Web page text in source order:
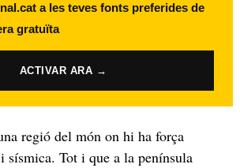
a les teves fonts preferides de
gratuïta
ACTIVAR ARA →
regió del món on hi ha força
sísmica. Tot i que a la península